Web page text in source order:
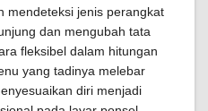
mendeteksi jenis perangkat
dan mengubah tata
fleksibel dalam hitungan
yang tadinya melebar
diri menjadi